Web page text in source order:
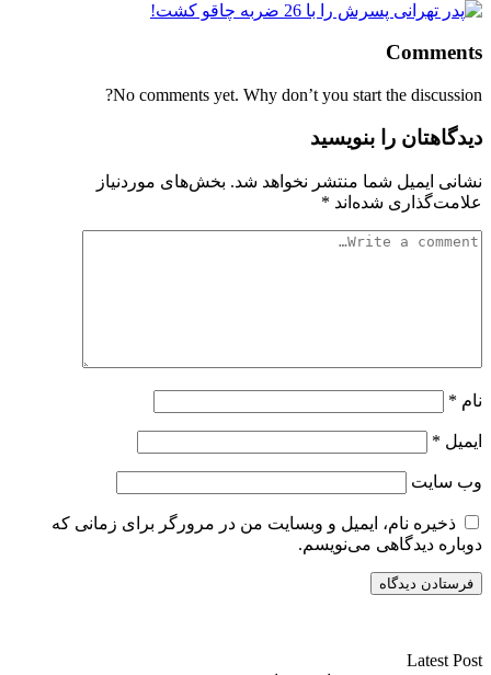
Comments
No comments yet. Why don’t you start the discussion?
دیدگاهتان را بنویسید
نشانی ایمیل شما منتشر نخواهد شد. بخش‌های موردنیاز
علامت‌گذاری شده‌اند *
نام *
ایمیل *
وب‌ سایت
ذخیره نام، ایمیل و وبسایت من در مرورگر برای زمانی که
دوباره دیدگاهی می‌نویسم.
Latest Post